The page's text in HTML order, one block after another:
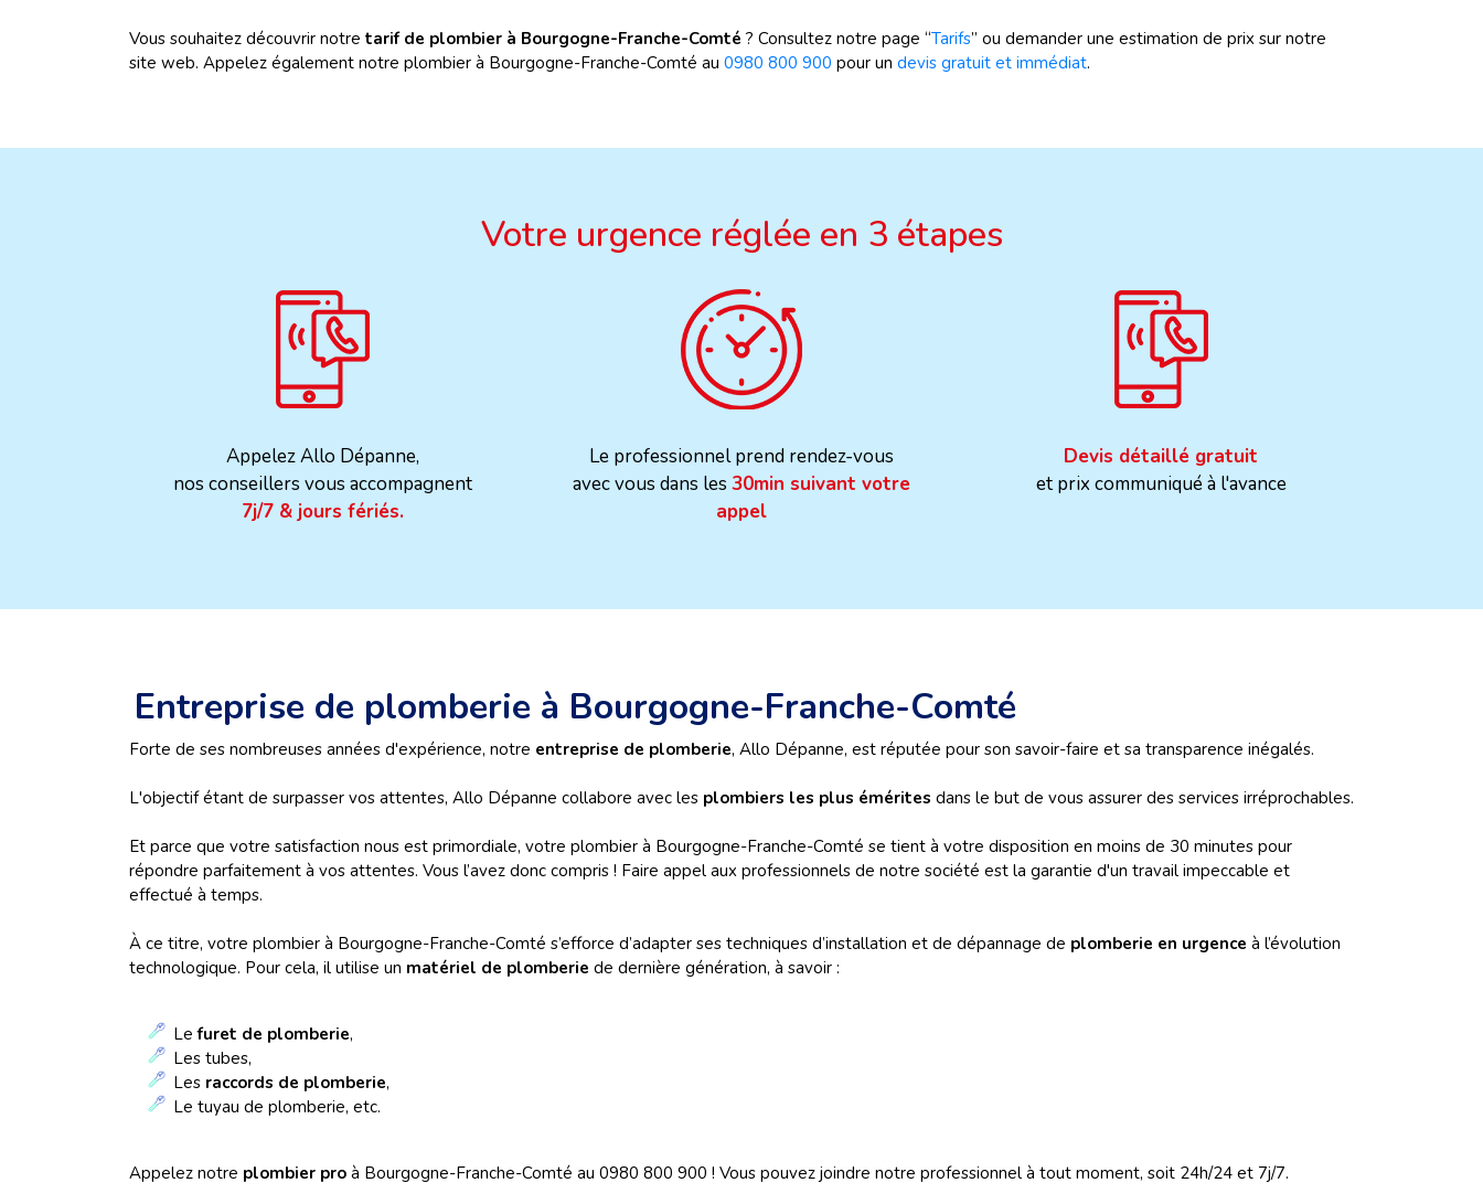
Vous souhaitez découvrir notre tarif de plombier à Bourgogne-Franche-Comté ? Consultez notre page “Tarifs” ou demander une estimation de prix sur notre
site web. Appelez également notre plombier à Bourgogne-Franche-Comté au 0980 800 900 pour un devis gratuit et immédiat.
Votre urgence réglée en 3 étapes
Appelez Allo Dépanne,
nos conseillers vous accompagnent
7j/7 & jours fériés.
Le professionnel prend rendez-vous
avec vous dans les 30min suivant votre
appel
Devis détaillé gratuit
et prix communiqué à l'avance
Entreprise de plomberie à Bourgogne-Franche-Comté
Forte de ses nombreuses années d'expérience, notre entreprise de plomberie, Allo Dépanne, est réputée pour son savoir-faire et sa transparence inégalés.
L'objectif étant de surpasser vos attentes, Allo Dépanne collabore avec les plombiers les plus émérites dans le but de vous assurer des services irréprochables.
Et parce que votre satisfaction nous est primordiale, votre plombier à Bourgogne-Franche-Comté se tient à votre disposition en moins de 30 minutes pour
répondre parfaitement à vos attentes. Vous l’avez donc compris ! Faire appel aux professionnels de notre société est la garantie d'un travail impeccable et
effectué à temps.
À ce titre, votre plombier à Bourgogne-Franche-Comté s’efforce d’adapter ses techniques d’installation et de dépannage de plomberie en urgence à l’évolution
technologique. Pour cela, il utilise un matériel de plomberie de dernière génération, à savoir :
Lefuret de plomberie,
Les tubes,
Les raccords de plomberie,
Le tuyau de plomberie, etc.
Appelez notre plombier pro à Bourgogne-Franche-Comté au 0980 800 900 ! Vous pouvez joindre notre professionnel à tout moment, soit 24h/24 et 7j/7.